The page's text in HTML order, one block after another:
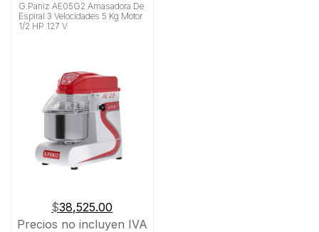
G.Paniz AE05G2 Amasadora De
Espiral 3 Velocidades 5 Kg Motor
1/2 HP 127 V
$38,525.00
Precios no incluyen IVA